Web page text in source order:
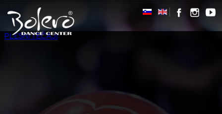
PLESNI TEČAJI